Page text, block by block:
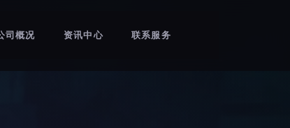
司概况 资讯中心 联系服务